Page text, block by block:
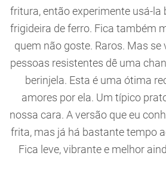
fritura, então experimente usá-la
frigideira de ferro. Fica também
quem não goste. Raros. Mas se
pessoas resistentes dê uma
berinjela. Esta é uma ótima
amores por ela. Um típico
nossa cara. A versão que eu
frita, mas já há bastante tempo
Fica leve, vibrante e melhor